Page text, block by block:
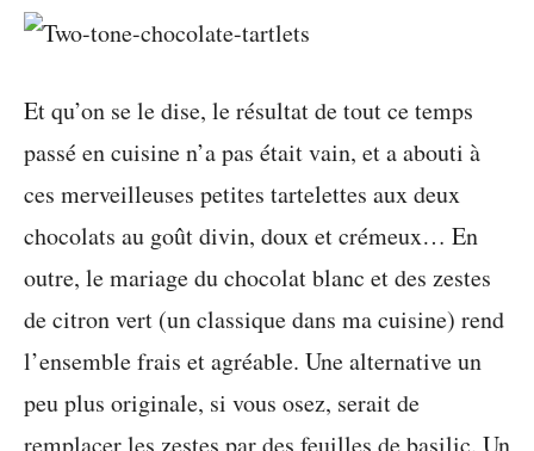
Et qu’on se le dise, le résultat de tout ce temps
passé en cuisine n’a pas était vain, et a abouti à
ces merveilleuses petites tartelettes aux deux
chocolats au goût divin, doux et crémeux… En
outre, le mariage du chocolat blanc et des zestes
de citron vert (un classique dans ma cuisine) rend
l’ensemble frais et agréable. Une alternative un
peu plus originale, si vous osez, serait de
remplacer les zestes par des feuilles de basilic. Un